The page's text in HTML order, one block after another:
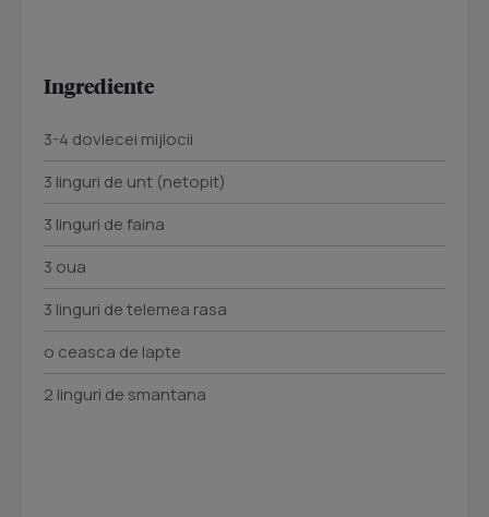
Ingrediente
3-4 dovlecei mijlocii
3 linguri de unt (netopit)
3 linguri de faina
3 oua
3 linguri de telemea rasa
o ceasca de lapte
2 linguri de smantana